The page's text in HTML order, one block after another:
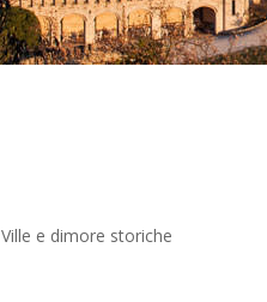
Ville e dimore storiche